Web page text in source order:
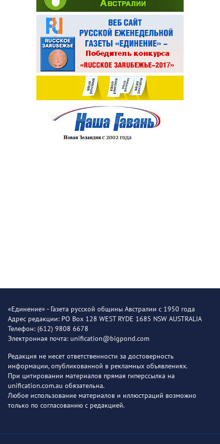
«Единение» - Газета русской общины Австралии с 1950 года
Адрес редакции: PO Box 128 WEST RYDE 1685 NSW AUSTRALIA
Телефон: (612) 9808 6678
Электронная почта: unification@bigpond.com
Редакция не несет ответственности за достоверность
информации, опубликованной в рекламных объявлениях.
При цитировании материалов прямая гиперссылка на
unification.com.au обязательна.
Любое использование материалов и иллюстраций возможно
только по согласованию с редакцией.